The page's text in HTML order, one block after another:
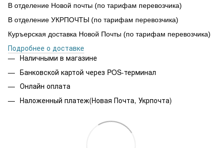
В отделение Новой почты (по тарифам перевозчика)
В отделение УКРПОЧТЫ (по тарифам перевозчика)
Куръерская доставка Новой Почты (по тарифам перевозчика)
Подробнее о доставке
Наличными в магазине
Банковской картой через POS-терминал
Онлайн оплата
Наложенный платеж(Новая Почта, Укрпочта)